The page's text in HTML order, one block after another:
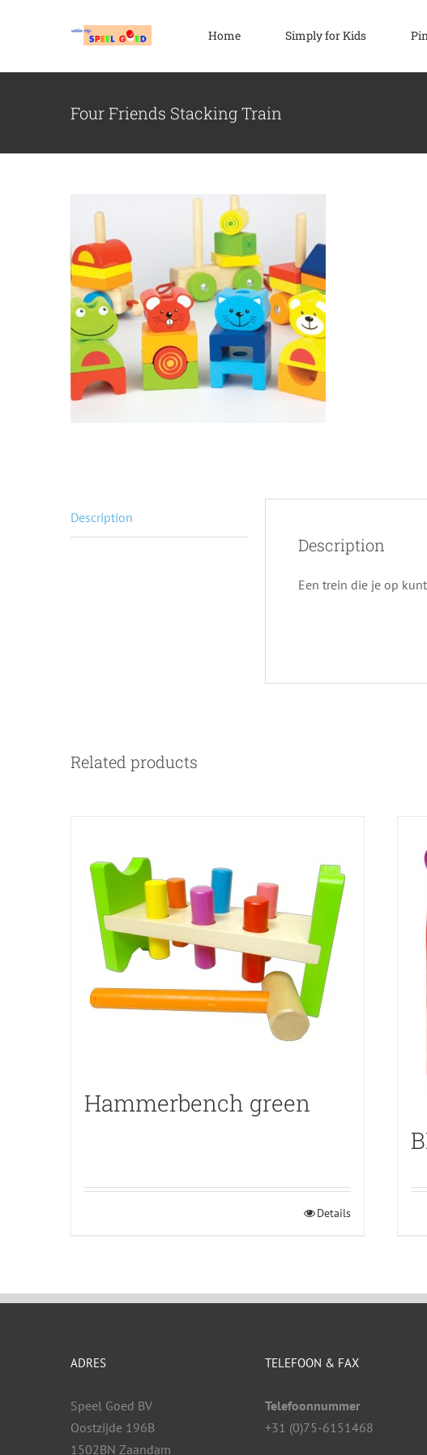
Home Simply for Kids
Four Friends Stacking Train
Description
Description
Een trein die je op
Related products
Hammerbench green
Details
ADRES
Speel Goed BV
Oostzijde 196B
1502BN Zaandam
TELEFOON & FAX
Telefoonnummer
+31 (0)75-6151468